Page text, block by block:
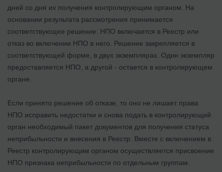
дней со дня их получения контролирующим органом. На
основании результата рассмотрения принимается
соответствующее решение: НПО включается в Реестр или
отказ во включении НПО в него. Решение закрепляется в
соответствующей форме, в двух экземплярах. Один экземпляр
предоставляется НПО, а другой - остается в контролирующем
органе.
Если принято решение об отказе, то оно не лишает права
НПО исправить недостатки и снова подать в контролирующий
орган необходимый пакет документов для получения статуса
неприбыльности и внесения в Реестр. Вместе с включением в
Реестр контролирующим органом осуществляется присвоение
НПО признака неприбыльности по отдельным группам.